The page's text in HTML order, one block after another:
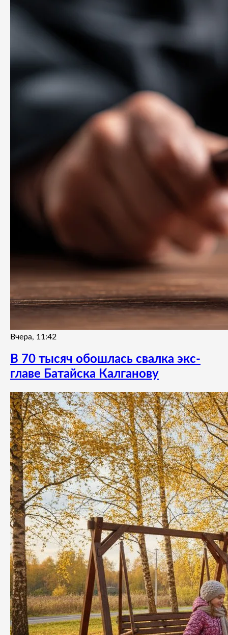
Вчера, 11:42
В 70 тысяч обошлась свалка экс-
главе Батайска Калганову